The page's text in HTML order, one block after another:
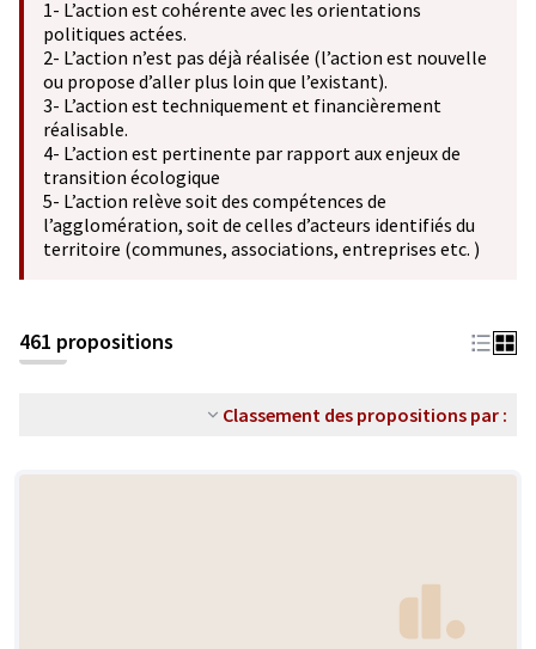
1- L’action est cohérente avec les orientations
politiques actées.
2- L’action n’est pas déjà réalisée (l’action est nouvelle
ou propose d’aller plus loin que l’existant).
3- L’action est techniquement et financièrement
réalisable.
4- L’action est pertinente par rapport aux enjeux de
transition écologique
5- L’action relève soit des compétences de
l’agglomération, soit de celles d’acteurs identifiés du
territoire (communes, associations, entreprises etc. )
461 propositions
Classement des propositions par :